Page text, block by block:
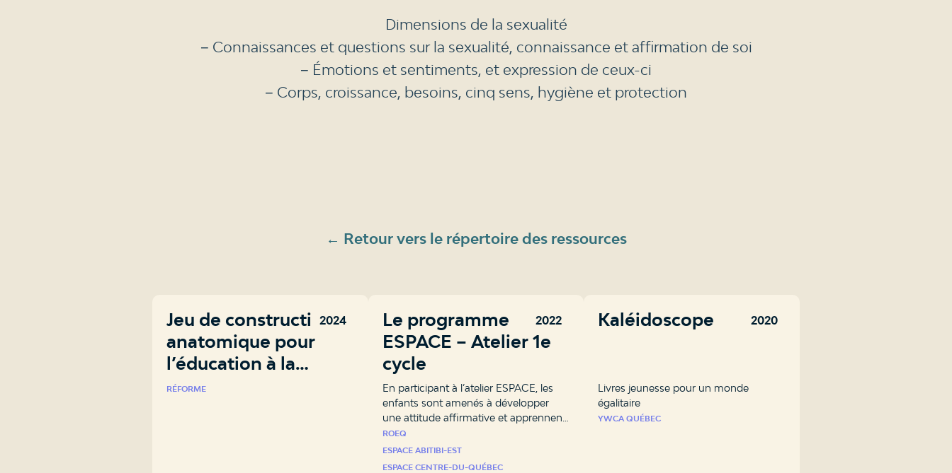
Dimensions de la sexualité
− Connaissances et questions sur la sexualité, connaissance et affirmation de soi
− Émotions et sentiments, et expression de ceux-ci
− Corps, croissance, besoins, cinq sens, hygiène et protection
← Retour vers le répertoire des ressources
2024
Jeu de construction
anatomique pour
l’éducation à la
sexualité
RÉFORME
2022
Le programme
ESPACE – Atelier 1e
cycle
En participant à l’atelier ESPACE, les
enfants sont amenés à développer
une attitude affirmative et apprennent
des stratégies concrètes pour rester en
sécurité.
ROEQ
ESPACE ABITIBI-EST
ESPACE CENTRE-DU-QUÉBEC
2020
Kaléidoscope
Livres jeunesse pour un monde
égalitaire
YWCA QUÉBEC